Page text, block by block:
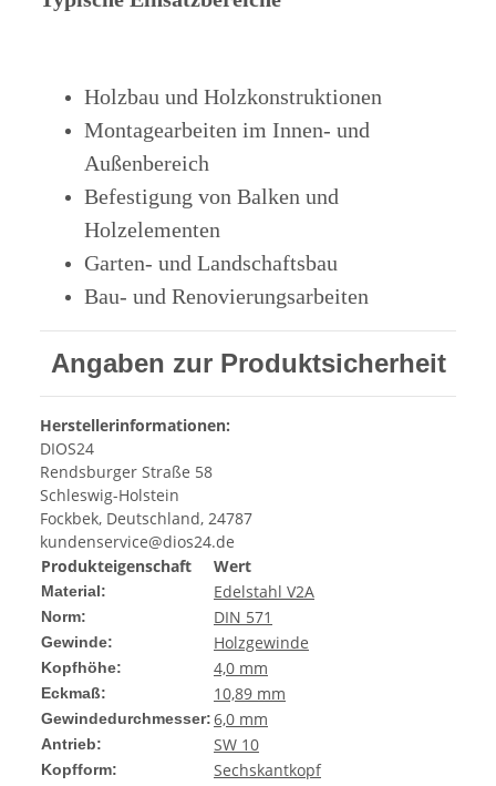
Holzbau und Holzkonstruktionen
Montagearbeiten im Innen- und
Außenbereich
Befestigung von Balken und
Holzelementen
Garten- und Landschaftsbau
Bau- und Renovierungsarbeiten
Angaben zur Produktsicherheit
Herstellerinformationen:
DIOS24
Rendsburger Straße 58
Schleswig-Holstein
Fockbek, Deutschland, 24787
kundenservice@dios24.de
Produkteigenschaft
Wert
Material: Edelstahl V2A
Norm: DIN 571
Gewinde: Holzgewinde
Kopfhöhe: 4,0 mm
Eckmaß: 10,89 mm
Gewindedurchmesser:6,0 mm
Antrieb: SW 10
Kopfform: Sechskantkopf